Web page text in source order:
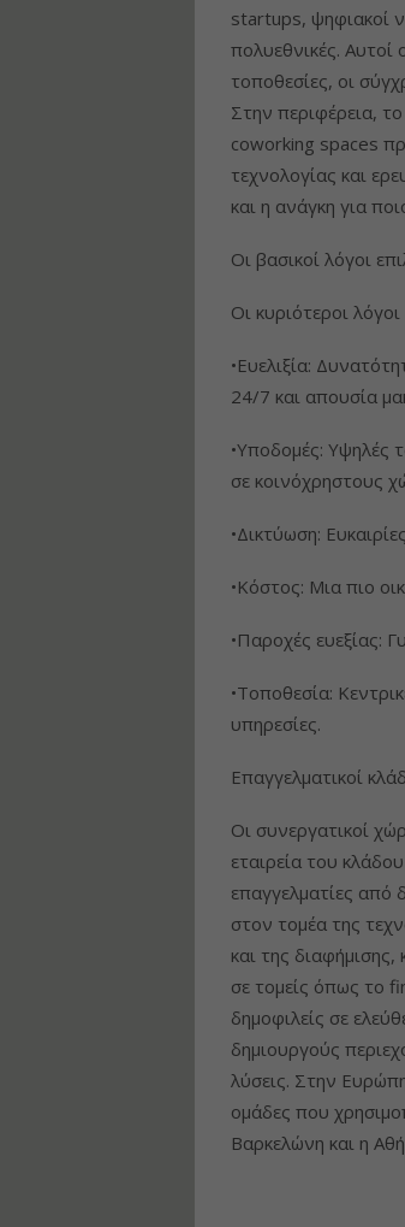
startups, ψηφιακοί
πολυεθνικές. Αυτοί
τοποθεσίες, οι
Στην περιφέρεια,
coworking spaces
τεχνολογίας και
και η ανάγκη για
Οι βασικοί λόγοι
Οι κυριότεροι
•Ευελιξία:
24/7 και απουσία
•Υποδομές: Υψηλές
σε κοινόχρηστους
•Δικτύωση:
•Κόστος: Μια πιο
•Παροχές ευεξίας:
•Τοποθεσία:
υπηρεσίες.
Επαγγελματικοί
Οι συνεργατικοί
εταιρεία του
επαγγελματίες από
στον τομέα της
και της
σε τομείς όπως το
δημοφιλείς σε
δημιουργούς
λύσεις. Στην
ομάδες που
Βαρκελώνη και η